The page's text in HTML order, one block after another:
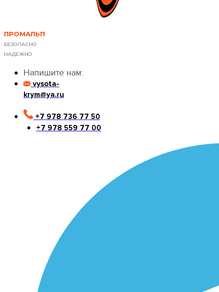
ПРОМАЛЬП
БЕЗОПАСНО
НАДЕЖНО
Напишите нам:
vysota-
krym@ya.ru
+7 978 736 77 50
+7 978 559 77 00